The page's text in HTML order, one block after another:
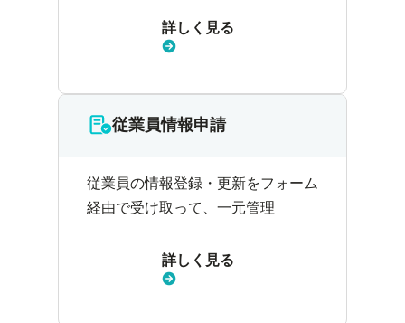
詳しく見る
従業員情報申請
従業員の情報登録・更新をフォーム
経由で受け取って、一元管理
詳しく見る